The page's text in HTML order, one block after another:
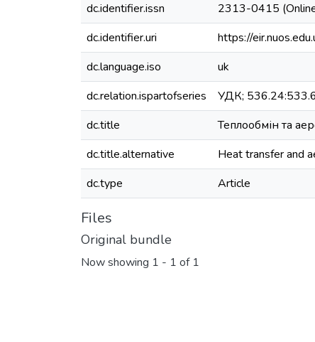
dc.identifier.issn
2313-0415
dc.identifier.uri
https://
dc.language.iso
uk
dc.relation.ispartofseries
УДК;
dc.title
Теплообмін та
dc.title.alternative
Heat transfer and
dc.type
Article
Files
Original bundle
Now showing 1 - 1 of 1